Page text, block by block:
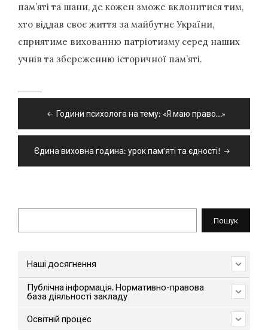
пам’яті та шани, де кожен зможе вклонитися тим,
хто віддав своє життя за майбутнє України,
сприятиме вихованню патріотизму серед наших
учнів та збереженню історичної пам’яті.
записівГодини психолога на тему: «Я маю право…»
Єдина виховна година: урок пам’яті та єдності!
Пошук
Наші досягнення
Публічна інформація. Нормативно-правова
база діяльності закладу
Освітній процес